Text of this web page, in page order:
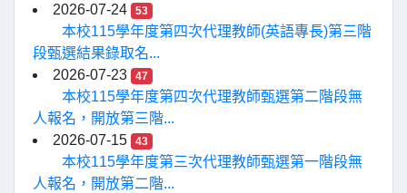
2026-07-24
53
本校115學年度第四次代理教師(英語專長)第三階
段甄選結果錄取名...
2026-07-23
47
本校115學年度第四次代理教師甄選第二階段無
人報名，開放第三階...
2026-07-15
43
本校115學年度第三次代理教師甄選第一階段無
人報名，開放第二階...